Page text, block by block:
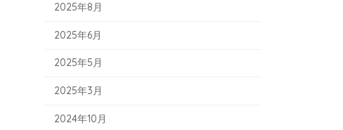
2025年8月
2025年6月
2025年5月
2025年3月
2024年10月